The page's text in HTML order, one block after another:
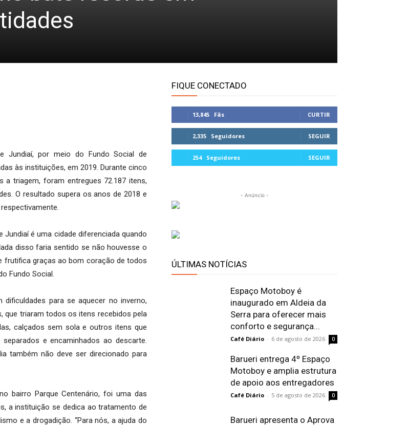
Jundiaí, por meio do Fundo Social de
às instituições, em 2019. Durante cinco
a triagem, foram entregues 72.187 itens,
O resultado supera os anos de 2018 e
é uma cidade diferenciada quando
disso faria sentido se não houvesse o
frutifica graças ao bom coração de todos
Fundo Social.
para se aquecer no inverno,
que triaram todos os itens recebidos pela
calçados sem sola e outros itens que
e encaminhados ao descarte.
também não deve ser direcionado para
bairro Parque Centenário, foi uma das
a instituição se dedica ao tratamento de
e a drogadição. “Para nós, a ajuda do
FIQUE CONECTADO
13,845 Fãs CURTIR
2,335 Seguidores SEGUIR
254 Seguidores SEGUIR
- Anúncio -
ÚLTIMAS NOTÍCIAS
Espaço Motoboy é
inaugurado em Aldeia da
Serra para oferecer mais
conforto e segurança...
Café Diário - 6 de agosto de 2026 0
Barueri entrega 4º Espaço
Motoboy e amplia estrutura
de apoio aos entregadores
Café Diário - 5 de agosto de 2026 0
Barueri apresenta o Aprova